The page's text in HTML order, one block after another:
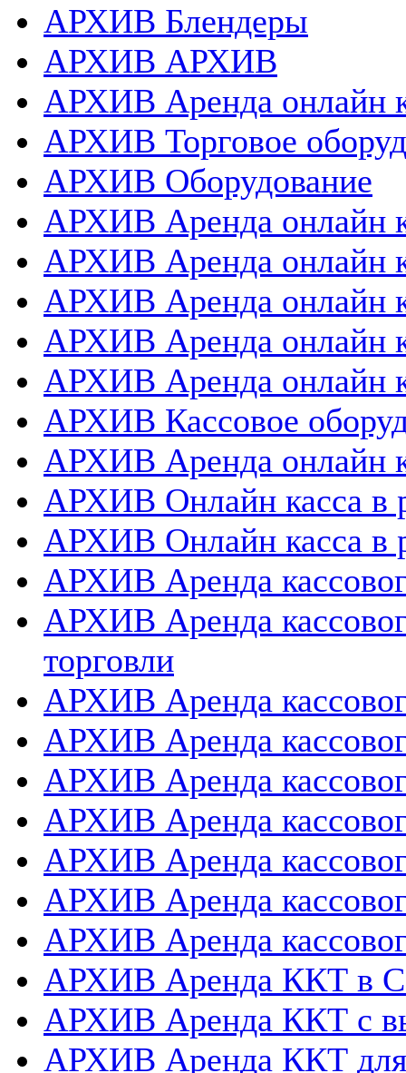
АРХИВ Блендеры
АРХИВ АРХИВ
АРХИВ Аренда онлайн
АРХИВ Торговое
АРХИВ Оборудование
АРХИВ Аренда онлайн
АРХИВ Аренда онлайн
АРХИВ Аренда онлайн
АРХИВ Аренда онлайн
АРХИВ Аренда онлайн
АРХИВ Кассовое
АРХИВ Аренда онлайн
АРХИВ Онлайн касса в
АРХИВ Онлайн касса в
АРХИВ Аренда
АРХИВ Аренда
торговли
АРХИВ Аренда
АРХИВ Аренда
АРХИВ Аренда
АРХИВ Аренда
АРХИВ Аренда
АРХИВ Аренда
АРХИВ Аренда
АРХИВ Аренда ККТ в
АРХИВ Аренда ККТ с
АРХИВ Аренда ККТ для